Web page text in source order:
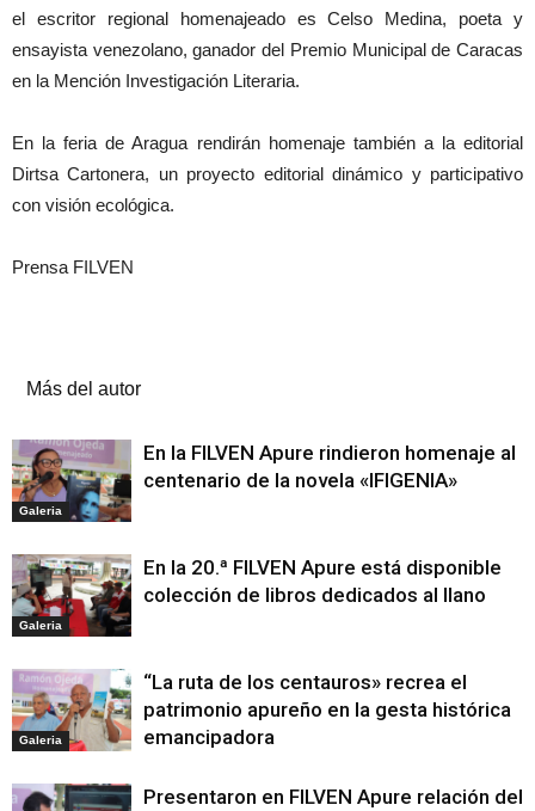
el escritor regional homenajeado es Celso Medina, poeta y
ensayista venezolano, ganador del Premio Municipal de Caracas
en la Mención Investigación Literaria.
En la feria de Aragua rendirán homenaje también a la editorial
Dirtsa Cartonera, un proyecto editorial dinámico y participativo
con visión ecológica.
Prensa FILVEN
Más del autor
Galeria
En la FILVEN Apure rindieron homenaje al
centenario de la novela «IFIGENIA»
Galeria
En la 20.ª FILVEN Apure está disponible
colección de libros dedicados al llano
Galeria
“La ruta de los centauros» recrea el
patrimonio apureño en la gesta histórica
emancipadora
Presentaron en FILVEN Apure relación del